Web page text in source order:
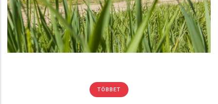
Kisbálák tárolása Shelterall sátorban
SÁTOR
TÖBBET